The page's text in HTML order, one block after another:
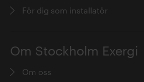
För dig som installatör
Om Stockholm Exergi
Om oss